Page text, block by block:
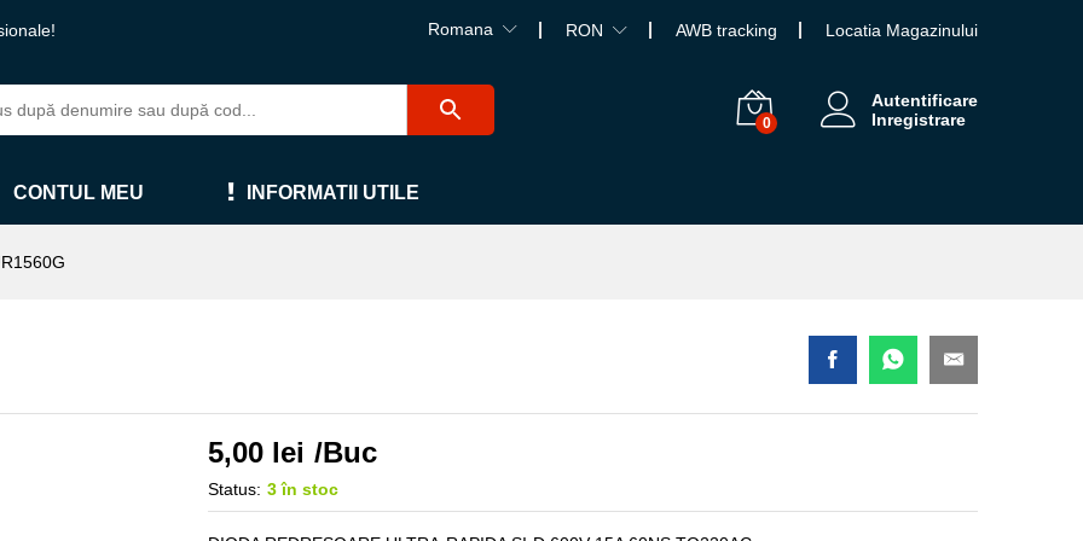
Romana RON AWB tracking Locatia Magazinului
0
Autentificare
Inregistrare
CONTUL MEU INFORMATII UTILE
5,00 lei /Buc
Status: 3 în stoc